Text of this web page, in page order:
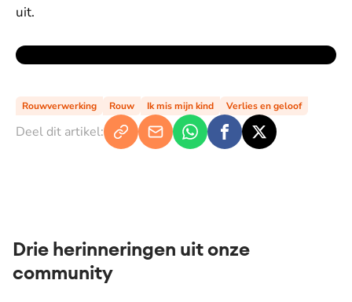
uit.
Rouwverwerking Rouw Ik mis mijn kind Verlies en geloof
Deel dit artikel:
Drie herinneringen uit onze
community